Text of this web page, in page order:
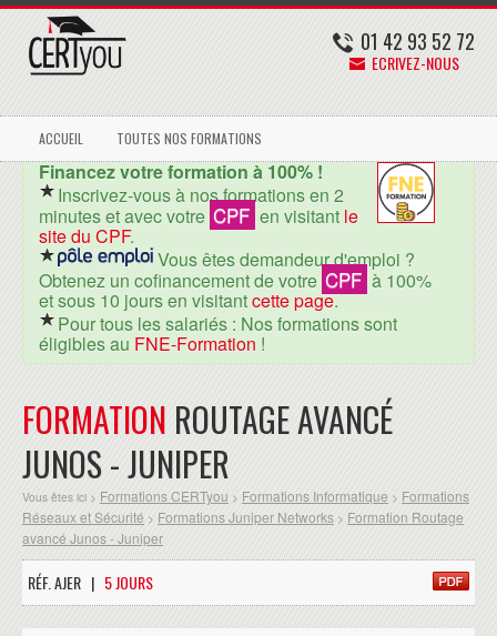
01 42 93 52 72
ECRIVEZ-NOUS
ACCUEIL TOUTES NOS FORMATIONS
Financez votre formation à 100% !
Inscrivez-vous à nos formations en 2
minutes et avec votre CPF en visitant le
site du CPF.
Vous êtes demandeur d'emploi ?
Obtenez un cofinancement de votre CPF à 100%
et sous 10 jours en visitantcette page.
Pour tous les salariés : Nos formations sont
éligibles au FNE-Formation !
FORMATION ROUTAGE AVANCÉ
JUNOS - JUNIPER
Vous êtes ici > Formations CERTyou > Formations Informatique > Formations
Réseaux et Sécurité > Formations Juniper Networks > Formation Routage
avancé Junos - Juniper
RÉF. AJER | 5 JOURS